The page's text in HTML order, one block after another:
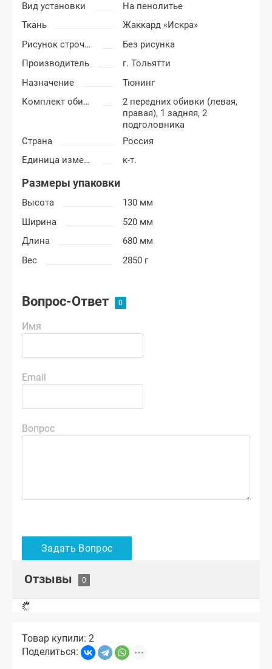
Вид установки
На пенолитье
Ткань
Жаккард «Искра»
Рисунок строчки
Без рисунка
Производитель
г. Тольятти
Назначение
Тюнинг
Комплект обивки
2 передних обивки (левая,
правая), 1 задняя, 2
подголовника
Страна
Россия
Единица измерения
к-т.
Размеры упаковки
Высота
130 мм
Ширина
520 мм
Длина
680 мм
Вес
2850 г
Вопрос-Ответ
Имя
Email
Вопрос
Отзывы
Товар купили: 2
Поделиться: